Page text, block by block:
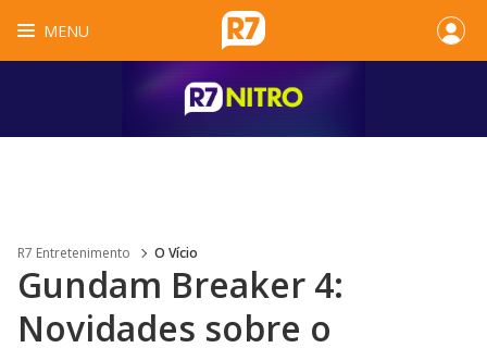
MENU
R7 Entretenimento O Vício
Gundam Breaker 4:
Novidades sobre o